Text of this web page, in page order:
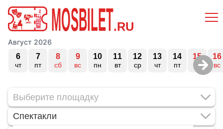
MOSBILET.RU
Август 2026
6
чт
7
пт
8
сб
9
вс
10
пн
11
вт
12
ср
13
чт
14
пт
15
сб
16
вс
Спектакли